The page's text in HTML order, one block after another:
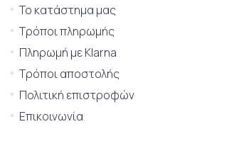
Το κατάστημα μας
Τρόποι πληρωμής
Πληρωμή με Klarna
Τρόποι αποστολής
Πολιτική επιστροφών
Επικοινωνία